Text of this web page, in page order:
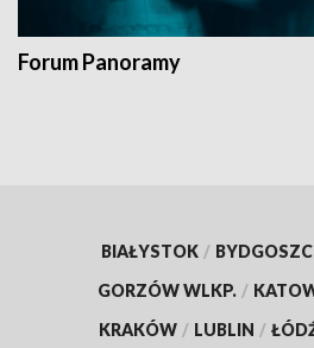
Forum Panoramy
BIAŁYSTOK /
GORZÓW WLKP. /
KRAKÓW / LUBLIN /